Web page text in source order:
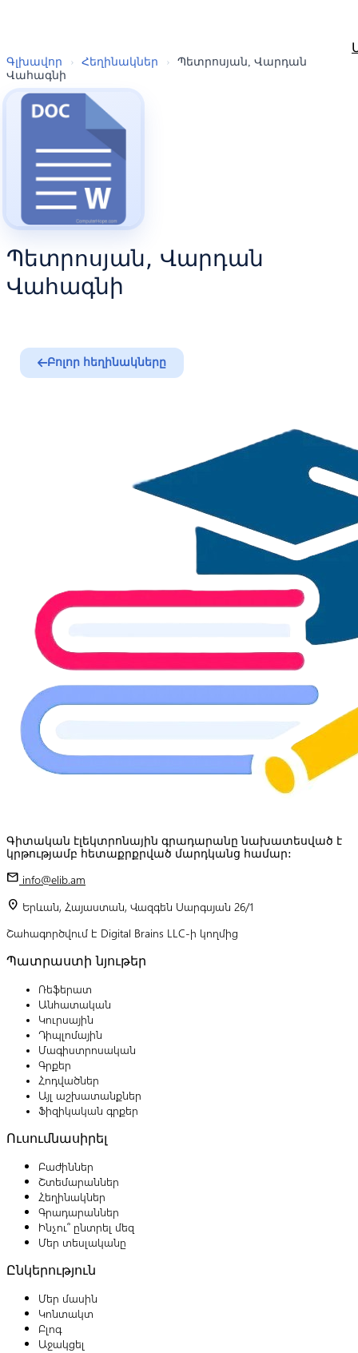
Գլխավոր › Հեղինակներ ›
Պետրոսյան, Վարդան
Վահագնի
Պետրոսյան, Վարդան
Վահագնի
Բոլոր հեղինակները
Գիտական էլեկտրոնային գրադարանը նախատեսված է
կրթությամբ հետաքրքրված մարդկանց համար:
mail info@elib.am
location_on Երևան, Հայաստան, Վազգեն Սարգսյան 26/1
Շահագործվում է Digital Brains LLC-ի կողմից
Պատրաստի նյութեր
Ռեֆերատ
Անհատական
Կուրսային
Դիպլոմային
Մագիստրոսական
Գրքեր
Հոդվածներ
Այլ աշխատանքներ
Ֆիզիկական գրքեր
Ուսումնասիրել
Բաժիններ
Շտեմարաններ
Հեղինակներ
Գրադարաններ
Ինչու՞ ընտրել մեզ
Մեր տեսլականը
Ընկերություն
Մեր մասին
Կոնտակտ
Բլոգ
Աջակցել